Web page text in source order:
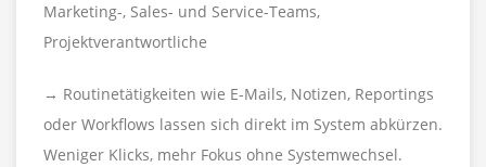
Marketing-, Sales- und Service-Teams,
Projektverantwortliche
→ Routinetätigkeiten wie E-Mails, Notizen, Reportings
oder Workflows lassen sich direkt im System abkürzen.
Weniger Klicks, mehr Fokus ohne Systemwechsel.